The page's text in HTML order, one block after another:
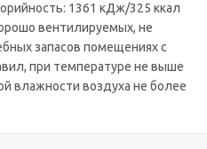
1361 кДж/325 ккал
вентилируемых, не
запасов помещениях с
при температуре не выше
влажности воздуха не более